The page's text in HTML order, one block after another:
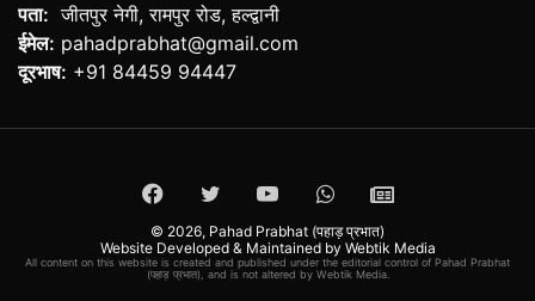
पता: जीतपुर नेगी, रामपुर रोड, हल्द्वानी
ईमेल: pahadprabhat@gmail.com
दूरभाष: +91 84459 94447
Facebook
TwitterYouTubeWhatsApp
ePaper
© 2026, Pahad Prabhat (पहाड़ प्रभात)
Website Developed & Maintained by Webtik Media
All content on this website is created and published under the editorial control of Pahad Prabhat
(पहाड़ प्रभात), and is not altered by Webtik Media.